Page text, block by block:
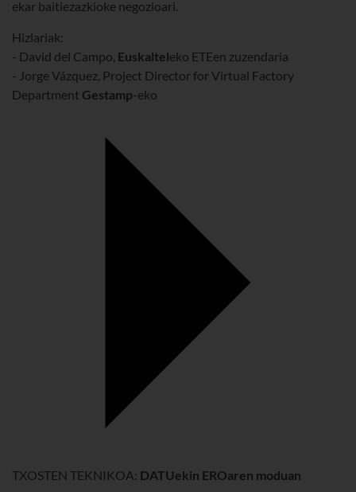
ekar baitiezazkioke negozioari.
Hizlariak:
- David del Campo, Euskalteleko ETEen zuzendaria
- Jorge Vázquez, Project Director for Virtual Factory
Department Gestamp-eko
TXOSTEN TEKNIKOA: DATUekin EROaren moduan